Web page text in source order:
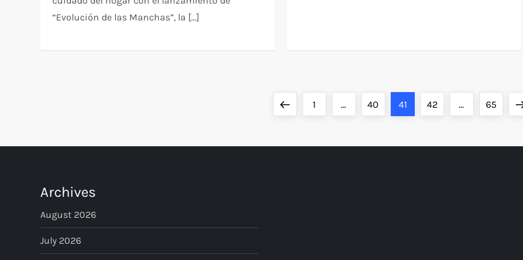
“Evolución de las Manchas”, la […]
t
s
p
PreviousPage
1 … Page
40 Page
41 Page
42 … Page
65
Archives
August 2026
July 2026